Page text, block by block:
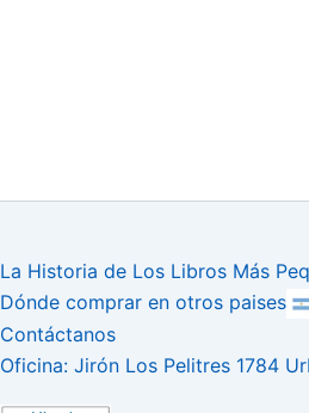
La Historia de Los Libros Más
Dónde comprar en otros paises
Contáctanos
Oficina: Jirón Los Pelitres 1784